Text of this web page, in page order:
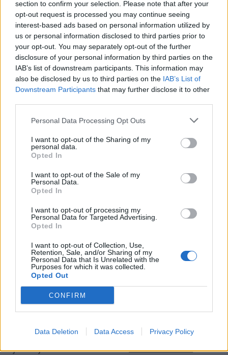
section to confirm your selection. Please note that after your
opt-out request is processed you may continue seeing
interest-based ads based on personal information utilized by
us or personal information disclosed to third parties prior to
your opt-out. You may separately opt-out of the further
disclosure of your personal information by third parties on the
IAB’s list of downstream participants. This information may
also be disclosed by us to third parties on the IAB’s List of
Downstream Participants that may further disclose it to other
Personal Data Processing Opt Outs
I want to opt-out of the Sharing of my
personal data.
Opted In
I want to opt-out of the Sale of my
Personal Data.
Opted In
I want to opt-out of processing my
Personal Data for Targeted Advertising.
Opted In
I want to opt-out of Collection, Use,
Retention, Sale, and/or Sharing of my
Personal Data that Is Unrelated with the
Purposes for which it was collected.
Opted Out
CONFIRM
Data Deletion Data Access Privacy Policy
KJØP
Allerede abonnent? Logg inn her
Min side
KLOAKKRENSING
HOLTÅLEN
FORURENSNING
ENGAN
AVLØP
AUNEGRENDA
NYHETER
Fjell-Ljom arbeider etterVær Varsom-